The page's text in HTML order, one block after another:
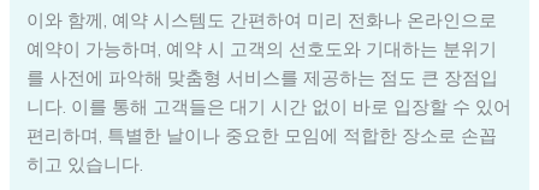
이와 함께, 예약 시스템도 간편하여 미리 전화나 온라인으로
예약이 가능하며, 예약 시 고객의 선호도와 기대하는 분위기
를 사전에 파악해 맞춤형 서비스를 제공하는 점도 큰 장점입
니다. 이를 통해 고객들은 대기 시간 없이 바로 입장할 수 있어
편리하며, 특별한 날이나 중요한 모임에 적합한 장소로 손꼽
히고 있습니다.